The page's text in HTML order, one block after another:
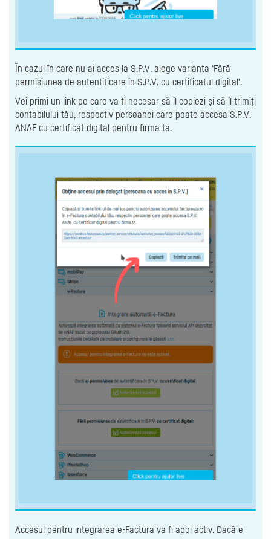
În cazul în care nu ai acces la S.P.V. alege varianta ‘Fără
permisiunea de autentificare în S.P.V. cu certificatul digital’.
Vei primi un link pe care va fi necesar să îl copiezi și să îl trimiți
contabilului tău, respectiv persoanei care poate accesa S.P.V.
ANAF cu certificat digital pentru firma ta.
Accesul pentru integrarea e-Factura va fi apoi activ. Dacă e